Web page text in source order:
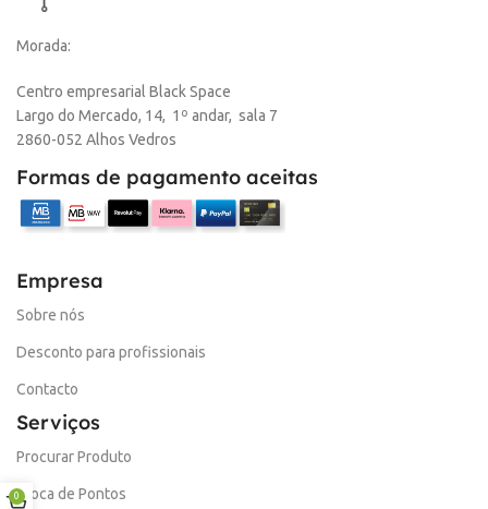
MARCA
Morada:
Centro empresarial Black Space
Largo do Mercado, 14, 1º andar, sala 7
2860-052 Alhos Vedros
Formas de pagamento aceitas
Empresa
Sobre nós
Desconto para profissionais
Contacto
Serviços
Procurar Produto
Troca de Pontos
0